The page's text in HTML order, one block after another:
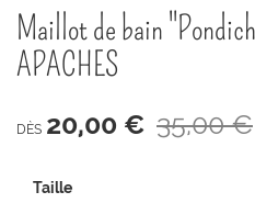
de
la
Galerie
Maillot de bain
APACHES
DÈS 20,00 € 35,00 €
Taille